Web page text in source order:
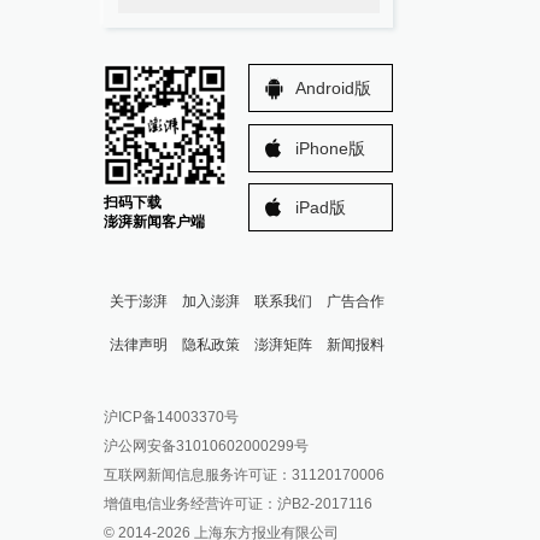
扫码下载
澎湃新闻客户端
Android版
iPhone版
iPad版
关于澎湃 加入澎湃 联系我们 广告合作
法律声明 隐私政策 澎湃矩阵
澎湃新闻公众号
澎湃新闻抖音号
派生万物开放平台
IP SHANGHAI
新闻报料
报料邮箱: news@thepaper.cn
沪ICP备14003370号
沪公网安备31010602000299号
互联网新闻信息服务许可证：31120170006
增值电信业务经营许可证：沪B2-2017116
© 2014-2026 上海东方报业有限公司